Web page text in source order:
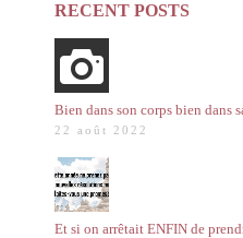
RECENT POSTS
Bien dans son corps bien dans
22 août 2022
Et si on arrêtait ENFIN de